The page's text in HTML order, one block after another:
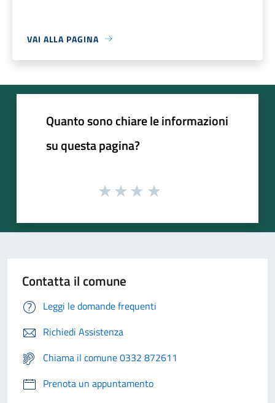
VAI ALLA PAGINA
Quanto sono chiare le informazioni
su questa pagina?
Contatta il comune
Leggi le domande frequenti
Richiedi Assistenza
Chiama il comune 0332 872611
Prenota un appuntamento